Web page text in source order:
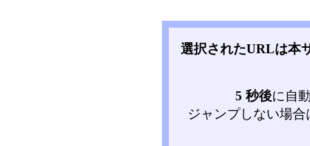
選択されたURLは本
5 秒後に自
ジャンプしない場